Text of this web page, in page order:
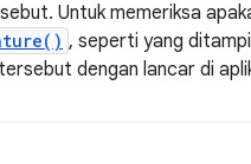
Untuk memeriksa
, seperti yang
dengan lancar di